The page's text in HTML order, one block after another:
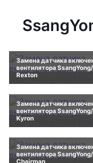
Замена датчика
вентилятора
Rexton
Замена датчика
вентилятора
Kyron
Замена датчика
вентилятора
Chairman